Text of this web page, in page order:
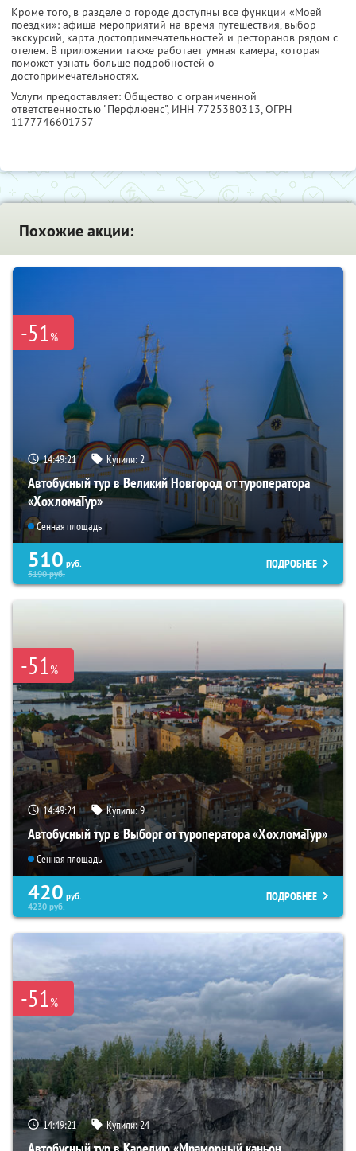
Кроме того, в разделе о городе доступны все функции «Моей
поездки»: афиша мероприятий на время путешествия, выбор
экскурсий, карта достопримечательностей и ресторанов рядом с
отелем. В приложении также работает умная камера, которая
поможет узнать больше подробностей о
достопримечательностях.
Услуги предоставляет: Общество с ограниченной
ответственностью "Перфлюенс", ИНН 7725380313, ОГРН
1177746601757
Похожие акции:
-51%
14:49:19 Купили:2
Автобусный тур в Великий Новгород от туроператора
«ХохломаТур»
Сенная площадь
510 руб.
5190руб.
ПОДРОБНЕЕ
-51%
14:49:19 Купили:9
Автобусный тур в Выборг от туроператора «ХохломаТур»
Сенная площадь
420 руб.
4230руб.
ПОДРОБНЕЕ
-51%
14:49:19 Купили:24